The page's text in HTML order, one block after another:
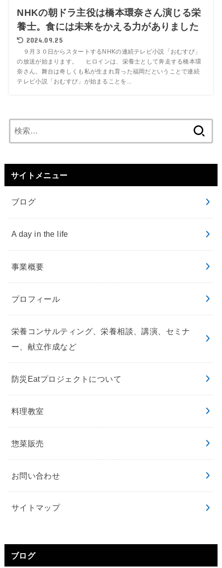
NHKの朝ドラ主役は橋本環奈さん演じる栄
養士。食には未来をかえる力がありました
2024.09.25
９月３０日からスタートするNHKの連続テレビ小説「おむすび」
の放送が始まります。 ヒロインは、栄養士として奔走する橋本環
奈さん。舞台は奇しくも私が生まれ育った福岡だということで連続
テレビ小説「おむすび」が始まることを...
索:
サイトメニュー
ブログ
A day in the life
事業概要
プロフィール
栄養コンサルティング、栄養相談、講演、セミナ
ー、献立作成など
防災Eatプロジェクトについて
料理教室
惣菜販売
お問い合わせ
サイトマップ
ブログ